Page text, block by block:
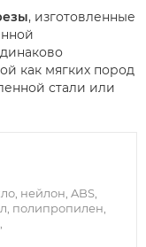
, изготовленные
как мягких пород
стали или
нейлон, ABS,
полипропилен,